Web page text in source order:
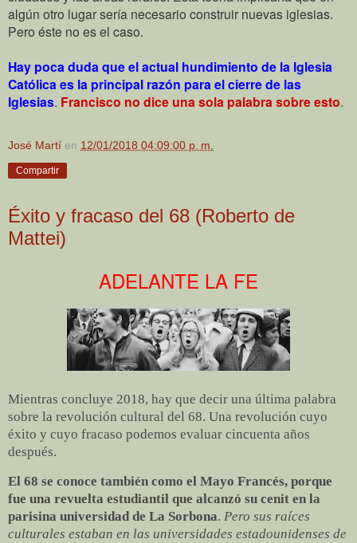
algún otro lugar sería necesario construir nuevas iglesias.
Pero éste no es el caso.
Hay poca duda que el actual hundimiento de la Iglesia
Católica es la principal razón para el cierre de las
Iglesias. Francisco no dice una sola palabra sobre esto.
José Martí en 12/01/2018 04:09:00 p. m.
Compartir
Éxito y fracaso del 68 (Roberto de
Mattei)
ADELANTE LA FE
Mientras concluye 2018, hay que decir una última palabra
sobre la revolución cultural del 68. Una revolución cuyo
éxito y cuyo fracaso podemos evaluar cincuenta años
después.
El 68 se conoce también como el Mayo Francés, porque
fue una revuelta estudiantil que alcanzó su cenit en la
parisina universidad de La Sorbona. Pero sus raíces
culturales estaban en las universidades estadounidenses de